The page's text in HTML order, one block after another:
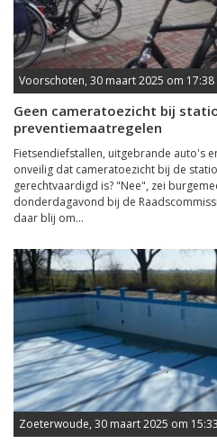
Voorschoten, 30 maart 2025 om 17:38
Geen cameratoezicht bij
preventiemaatregelen
Fietsendiefstallen, uitgebrande auto's
onveilig dat cameratoezicht bij de
gerechtvaardigd is? "Nee", zei
donderdagavond bij de
daar blij om...
Zoeterwoude, 30 maart 2025 om 15:33